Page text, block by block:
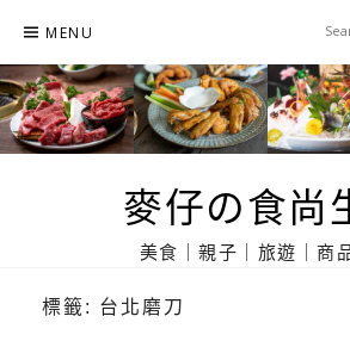
content
MENU
麥仔の食尚
美食｜親子｜旅遊｜商
標籤: 台北磨刀